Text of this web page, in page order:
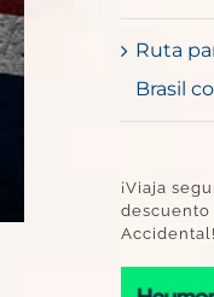
Ruta
Brasil
¡Viaja
Accidental!